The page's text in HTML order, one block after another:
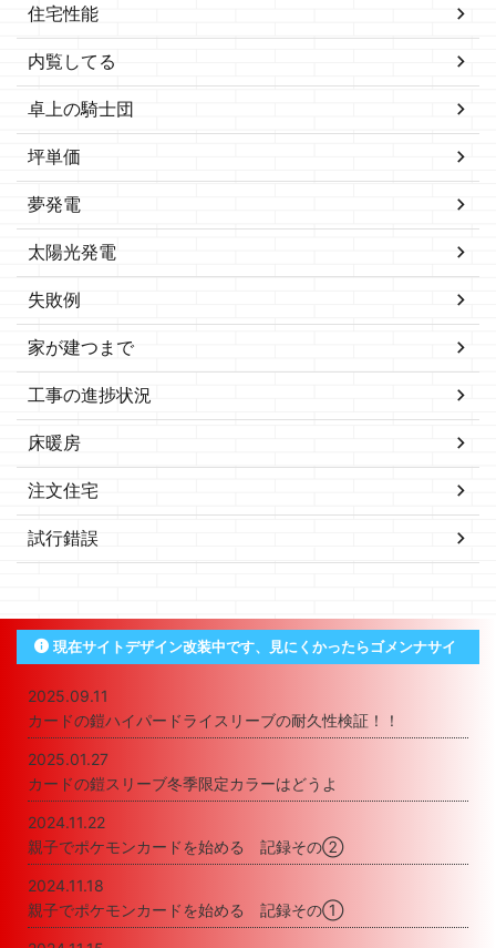
住宅性能
内覧してる
卓上の騎士団
坪単価
夢発電
太陽光発電
失敗例
家が建つまで
工事の進捗状況
床暖房
注文住宅
試行錯誤
現在サイトデザイン改装中です、見にくかったらゴメンナサイ
2025.09.11
カードの鎧ハイパードライスリーブの耐久性検証！！
2025.01.27
カードの鎧スリーブ冬季限定カラーはどうよ
2024.11.22
親子でポケモンカードを始める 記録その②
2024.11.18
親子でポケモンカードを始める 記録その①